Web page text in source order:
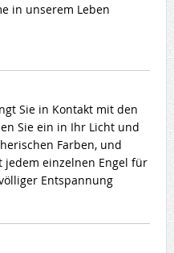
in unserem Leben
Sie in Kontakt mit den
Sie ein in Ihr Licht und
Farben, und
jedem einzelnen Engel für
Entspannung